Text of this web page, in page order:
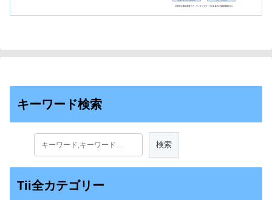
キーワード検索
Tii全カテゴリー